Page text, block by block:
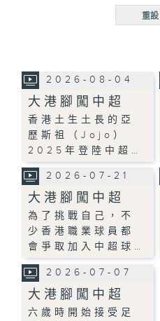
R5重設
2026-08-04
大港腳闖中超
香港土生土長的亞
歷斯祖（Jojo）
2025年登陸中超…
2026-07-21
大港腳闖中超
為了挑戰自己，不
少香港職業球員都
會爭取加入中超球…
2026-07-07
大港腳闖中超
六歲時開始接受足